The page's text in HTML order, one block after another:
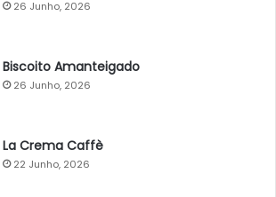
26 Junho, 2026
Biscoito Amanteigado
26 Junho, 2026
La Crema Caffè
22 Junho, 2026